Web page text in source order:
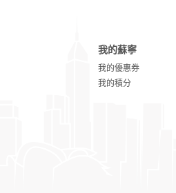
我的蘇寧
我的優惠券
我的積分